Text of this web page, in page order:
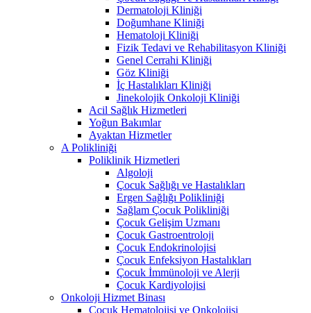
Dermatoloji Kliniği
Doğumhane Kliniği
Hematoloji Kliniği
Fizik Tedavi ve Rehabilitasyon Kliniği
Genel Cerrahi Kliniği
Göz Kliniği
İç Hastalıkları Kliniği
Jinekolojik Onkoloji Kliniği
Acil Sağlık Hizmetleri
Yoğun Bakımlar
Ayaktan Hizmetler
A Polikliniği
Poliklinik Hizmetleri
Algoloji
Çocuk Sağlığı ve Hastalıkları
Ergen Sağlığı Polikliniği
Sağlam Çocuk Polikliniği
Çocuk Gelişim Uzmanı
Çocuk Gastroentroloji
Çocuk Endokrinolojisi
Çocuk Enfeksiyon Hastalıkları
Çocuk İmmünoloji ve Alerji
Çocuk Kardiyolojisi
Onkoloji Hizmet Binası
Çocuk Hematolojisi ve Onkolojisi